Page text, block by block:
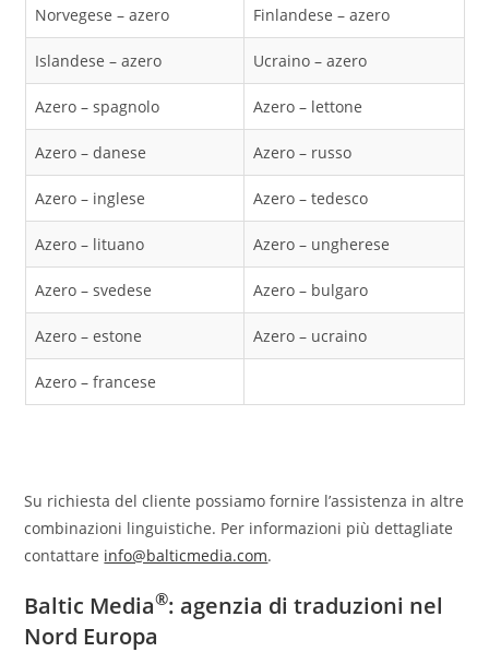
Norvegese – azero Finlandese – azero
Islandese – azero Ucraino – azero
Azero – spagnolo Azero – lettone
Azero – danese Azero – russo
Azero – inglese Azero – tedesco
Azero – lituano Azero – ungherese
Azero – svedese Azero – bulgaro
Azero – estone Azero – ucraino
Azero – francese
Su richiesta del cliente possiamo fornire l’assistenza in altre
combinazioni linguistiche. Per informazioni più dettagliate
contattare info@balticmedia.com.
Baltic Media®: agenzia di traduzioni nel
Nord Europa